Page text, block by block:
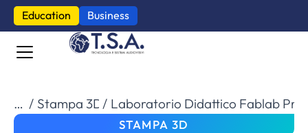
Education Business
Tu sei qui:
Stampa 3D Laboratorio Didattico Fablab Pro
STAMPA 3D